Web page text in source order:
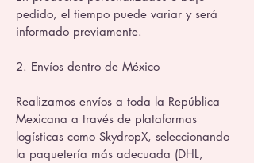
pedido, el tiempo puede variar y será
informado previamente.
2. Envíos dentro de México
Realizamos envíos a toda la República
Mexicana a través de plataformas
logísticas como SkydropX, seleccionando
la paquetería más adecuada (DHL,